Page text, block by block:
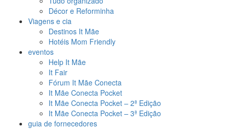
Décor e Reforminha
Viagens e cia
Destinos It Mãe
Hotéis Mom Friendly
eventos
Help It Mãe
It Fair
Fórum It Mãe Conecta
It Mãe Conecta Pocket
It Mãe Conecta Pocket – 2ª Edição
It Mãe Conecta Pocket – 3ª Edição
guia de fornecedores